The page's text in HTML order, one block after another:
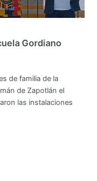
Gordiano
de familia de la
de Zapotlán el
las instalaciones